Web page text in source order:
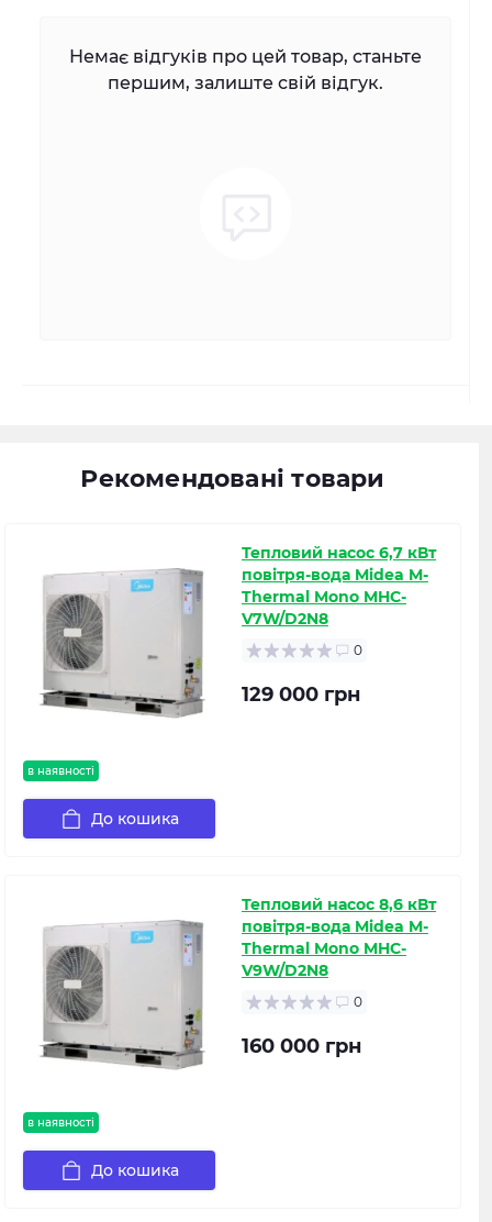
Немає відгуків про цей товар, станьте
першим, залиште свій відгук.
Рекомендовані товари
в наявності
Тепловий насос 6,7 кВт
повітря-вода Midea M-
Thermal Mono MHC-
V7W/D2N8
0
129 000 грн
До кошика
в наявності
Тепловий насос 8,6 кВт
повітря-вода Midea M-
Thermal Mono MHC-
V9W/D2N8
0
160 000 грн
До кошика